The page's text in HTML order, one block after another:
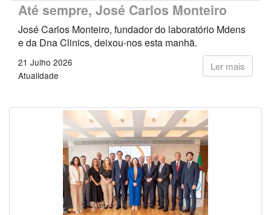
Até sempre, José Carlos Monteiro
José Carlos Monteiro, fundador do laboratório Mdens
e da Dna Clinics, deixou-nos esta manhã.
Ler mais
21 Julho 2026
Atualidade